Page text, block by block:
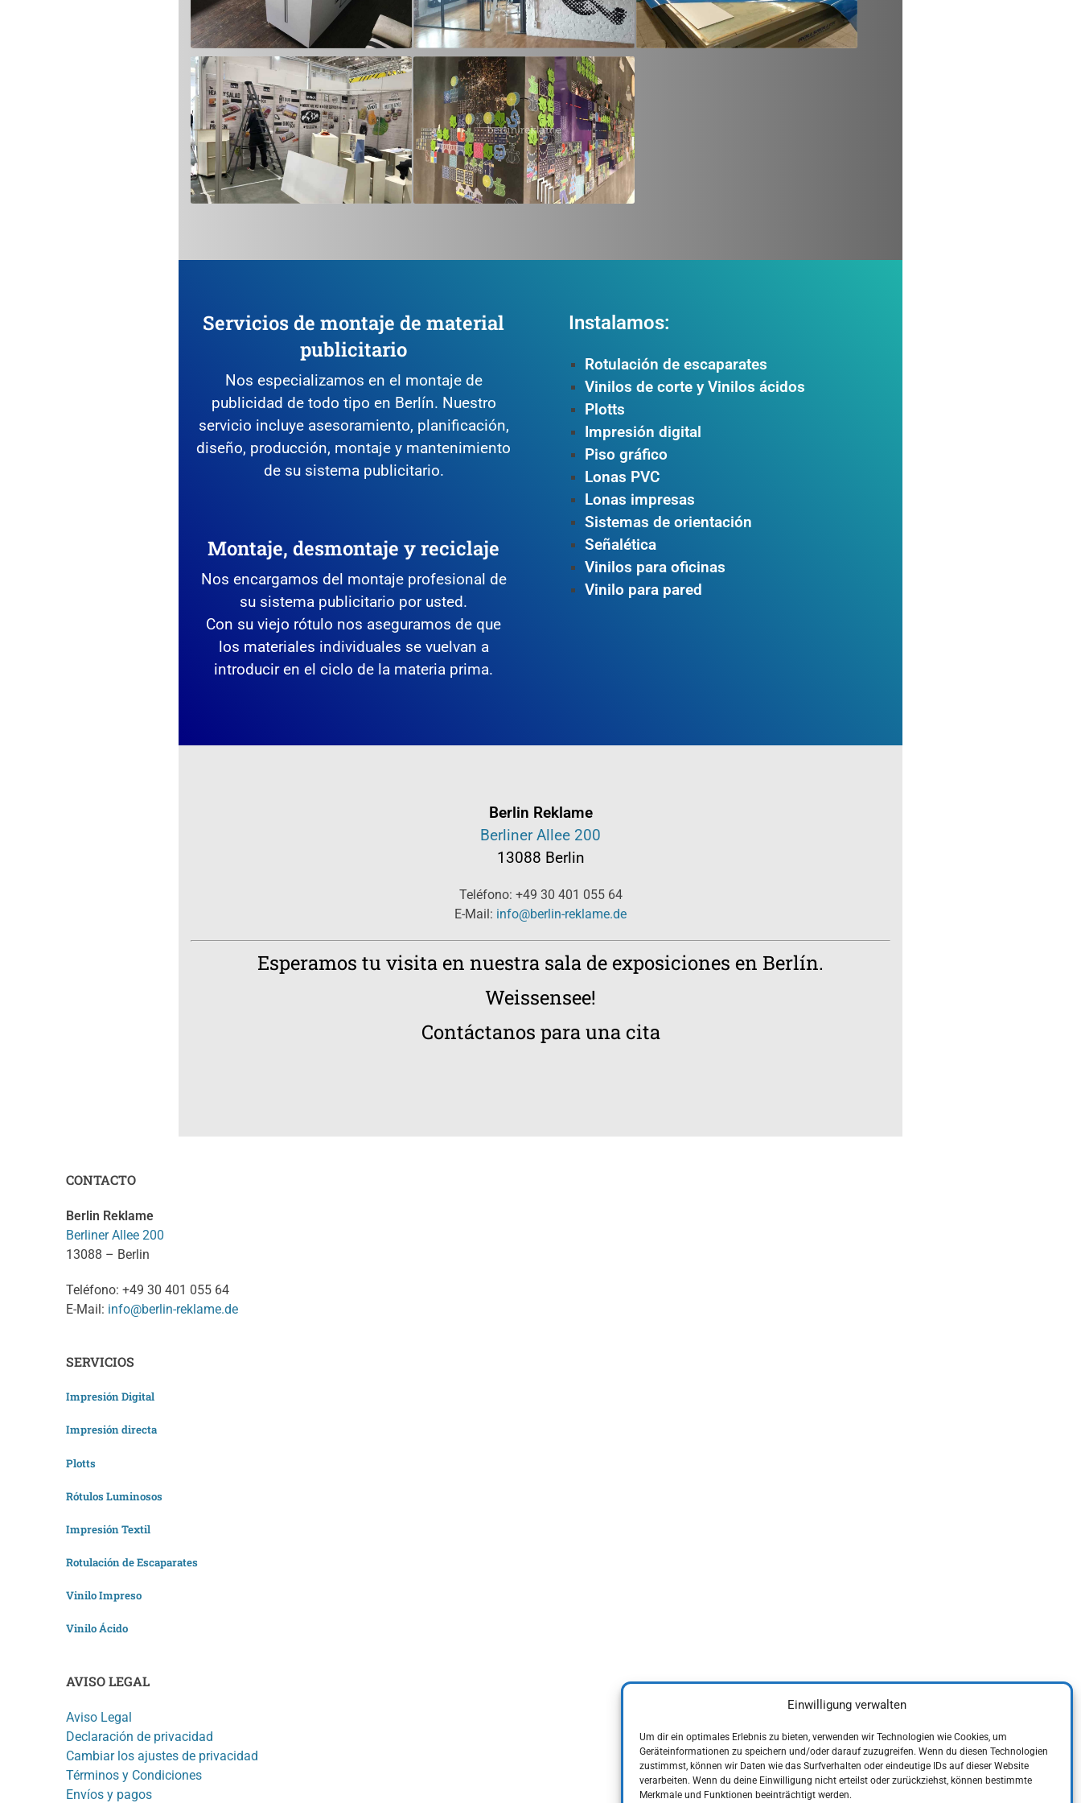
Einwilligung verwalten
Um dir ein optimales Erlebnis zu bieten, verwenden wir Technologien wie Cookies, um
Geräteinformationen zu speichern und/oder darauf zuzugreifen. Wenn du diesen Technologien
zustimmst, können wir Daten wie das Surfverhalten oder eindeutige IDs auf dieser Website
verarbeiten. Wenn du deine Einwilligung nicht erteilst oder zurückziehst, können bestimmte
Merkmale und Funktionen beeinträchtigt werden.
Servicios de montaje de material
publicitario
Nos especializamos en el montaje de
publicidad de todo tipo en Berlín. Nuestro
servicio incluye asesoramiento, planificación,
diseño, producción, montaje y mantenimiento
de su sistema publicitario.
Montaje, desmontaje y reciclaje
Nos encargamos del montaje profesional de
su sistema publicitario por usted.
Con su viejo rótulo nos aseguramos de que
los materiales individuales se vuelvan a
introducir en el ciclo de la materia prima.
Instalamos:
Rotulación de escaparates
Vinilos de corte yVinilos ácidos
Plotts
Impresión digital
Piso gráfico
Lonas PVC
Lonas impresas
Sistemas de orientación
Señalética
Vinilos para oficinas
Vinilo para pared
Berlin Reklame
Berliner Allee 200
13088 Berlin
Teléfono: +49 30 401 055 64
E-Mail: info@berlin-reklame.de
Esperamos tu visita en nuestra sala de exposiciones en Berlín.
Weissensee!
Contáctanos para una cita
CONTACTO
Berlin Reklame
Berliner Allee 200
13088 – Berlin
Teléfono: +49 30 401 055 64
E-Mail: info@berlin-reklame.de
SERVICIOS
Impresión Digital
Impresión directa
Plotts
Rótulos Luminosos
Impresión Textil
Rotulación de Escaparates
Vinilo Impreso
Vinilo Ácido
AVISO LEGAL
Aviso Legal
Declaración de privacidad
Cambiar los ajustes de privacidad
Términos y Condiciones
Envíos y pagos